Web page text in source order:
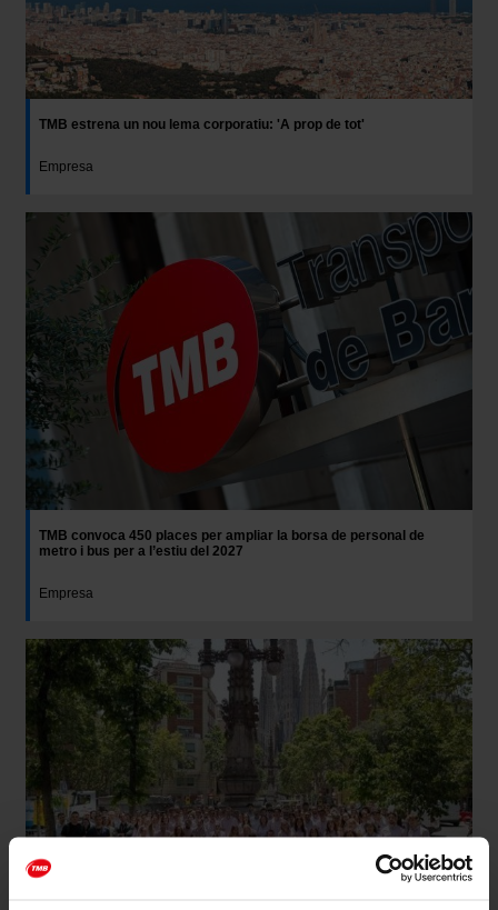
TMB estrena un nou lema corporatiu: 'A prop de tot'
Empresa
TMB convoca 450 places per ampliar la borsa de personal de
metro i bus per a l’estiu del 2027
Empresa